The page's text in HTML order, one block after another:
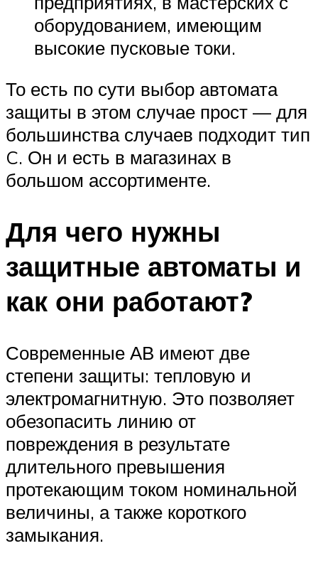
оборудованием, имеющим
высокие пусковые токи.
То есть по сути выбор автомата
защиты в этом случае прост — для
большинства случаев подходит тип
C. Он и есть в магазинах в
большом ассортименте.
Для чего нужны
защитные автоматы и
как они работают?
Современные АВ имеют две
степени защиты: тепловую и
электромагнитную. Это позволяет
обезопасить линию от
повреждения в результате
длительного превышения
протекающим током номинальной
величины, а также короткого
замыкания.